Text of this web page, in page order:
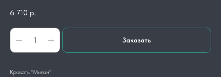
6 710 р.
Заказать
Кровать "Милан"